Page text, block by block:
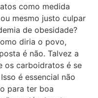
como medida
mesmo justo culpar
de obesidade?
diria o povo,
é não. Talvez a
os carboidratos é se
é essencial não
para ter boa